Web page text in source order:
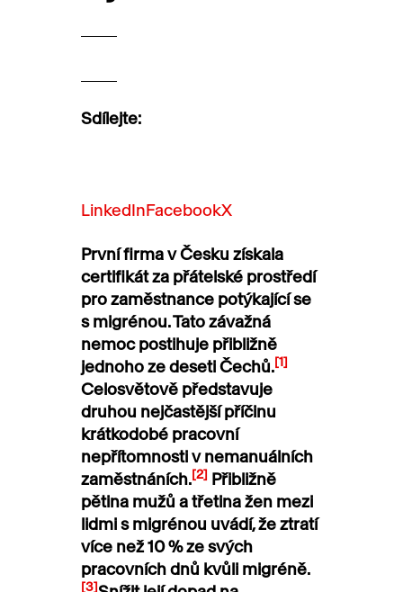
Sdílejte:
LinkedInFacebookX
První firma v Česku získala
certifikát za přátelské prostředí
pro zaměstnance potýkající se
s migrénou. Tato závažná
nemoc postihuje přibližně
jednoho ze deseti Čechů.[1]
Celosvětově představuje
druhou nejčastější příčinu
krátkodobé pracovní
nepřítomnosti v nemanuálních
zaměstnáních.[2] Přibližně
pětina mužů a třetina žen mezi
lidmi s migrénou uvádí, že ztratí
více než 10 % ze svých
pracovních dnů kvůli migréně.
[3]